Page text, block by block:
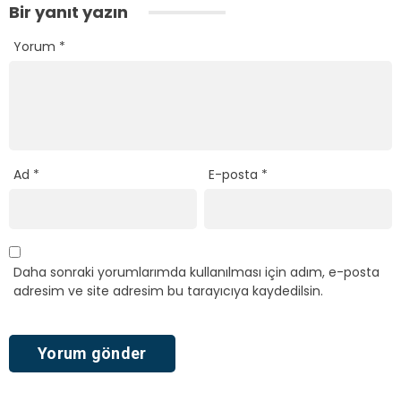
Bir yanıt yazın
Yorum *
Ad * E-posta *
Daha sonraki yorumlarımda kullanılması için adım, e-posta
adresim ve site adresim bu tarayıcıya kaydedilsin.